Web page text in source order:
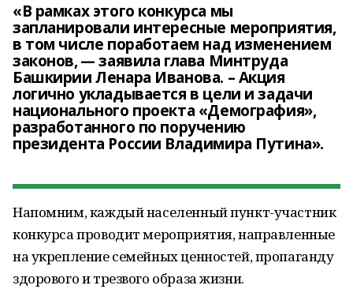
«В рамках этого конкурса мы
запланировали интересные мероприятия,
в том числе поработаем над изменением
законов, — заявила глава Минтруда
Башкирии Ленара Иванова. – Акция
логично укладывается в цели и задачи
национального проекта «Демография»,
разработанного по поручению
президента России Владимира Путина».
Напомним, каждый населенный пункт-участник
конкурса проводит мероприятия, направленные
на укрепление семейных ценностей, пропаганду
здорового и трезвого образа жизни.